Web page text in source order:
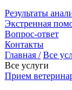
Результаты
Экстренная
Вопрос-ответ
Контакты
Главная / Все
Все услуги
Прием